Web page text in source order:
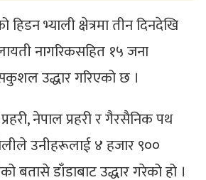
हिडन भ्याली क्षेत्रमा तीन दिनदेखि
नागरिकसहित १५ जना
उद्धार गरिएको छ ।
नेपाल प्रहरी र गैरसैनिक पथ
उनीहरूलाई ४ हजार ९००
बतासे डाँडाबाट उद्धार गरेको हो ।